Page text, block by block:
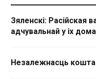
Зяленскі: Расійская
адчувальнай у іх
Незалежнасць